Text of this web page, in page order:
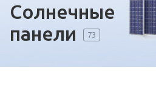
Солнечные
панели
73